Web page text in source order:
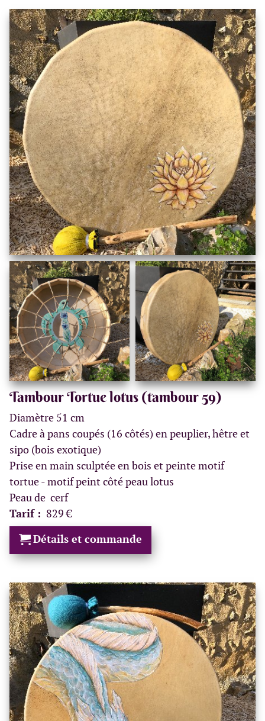
Tambour Tortue lotus (tambour 59)
Diamètre 51 cm
Cadre à pans coupés (16 côtés) en peuplier, hêtre et
sipo (bois exotique)
Prise en main sculptée en bois et peinte motif
tortue - motif peint côté peau lotus
Peau de cerf
Tarif : 829 €
Détails et commande